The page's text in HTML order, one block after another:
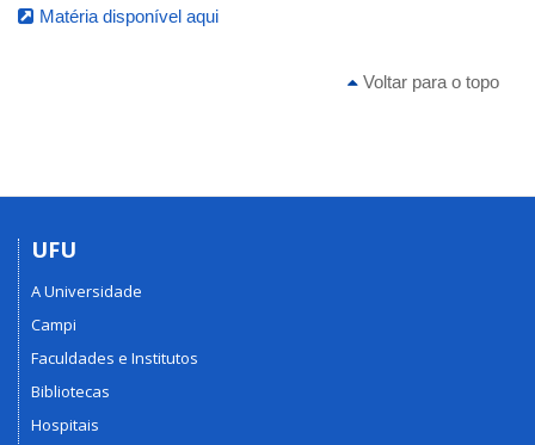
Matéria disponível aqui
Voltar para o topo
UFU
A Universidade
Campi
Faculdades e Institutos
Bibliotecas
Hospitais